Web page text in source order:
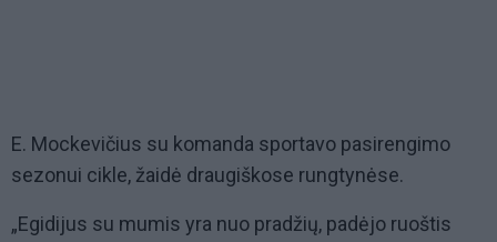
E. Mockevičius su komanda sportavo pasirengimo
sezonui cikle, žaidė draugiškose rungtynėse.
„Egidijus su mumis yra nuo pradžių, padėjo ruoštis